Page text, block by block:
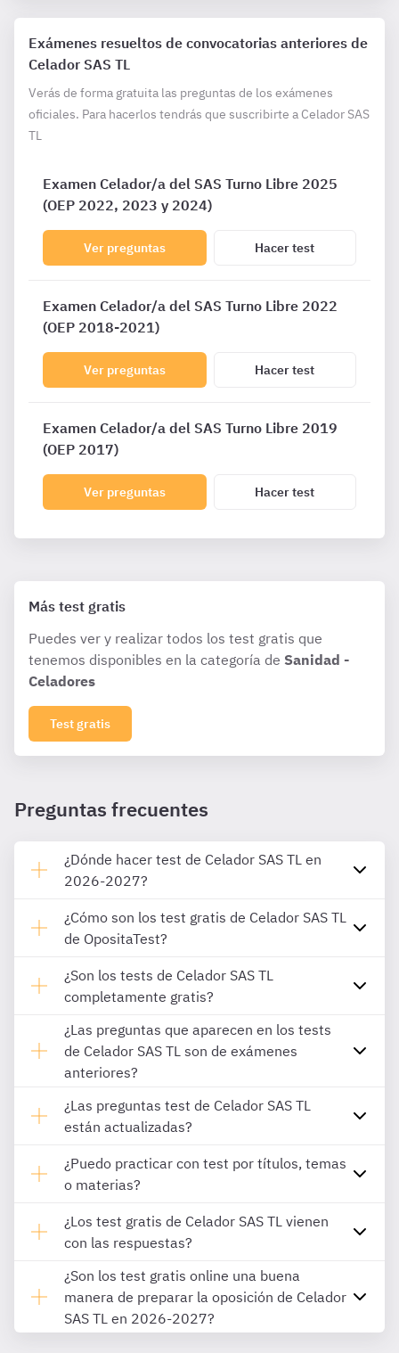
Exámenes resueltos de convocatorias anteriores de
Celador SAS TL
Verás de forma gratuita las preguntas de los exámenes
oficiales. Para hacerlos tendrás que suscribirte a Celador SAS
TL
Examen Celador/a del SAS Turno Libre 2025
(OEP 2022, 2023 y 2024)
Ver preguntas Hacer test
Examen Celador/a del SAS Turno Libre 2022
(OEP 2018-2021)
Ver preguntas Hacer test
Examen Celador/a del SAS Turno Libre 2019
(OEP 2017)
Ver preguntas Hacer test
Más test gratis
Puedes ver y realizar todos los test gratis que
tenemos disponibles en la categoría de Sanidad -
Celadores
Test gratis
Preguntas frecuentes
¿Dónde hacer test de Celador SAS TL en
2026-2027?
¿Cómo son los test gratis de Celador SAS TL
de OpositaTest?
¿Son los tests de Celador SAS TL
completamente gratis?
¿Las preguntas que aparecen en los tests
de Celador SAS TL son de exámenes
anteriores?
¿Las preguntas test de Celador SAS TL
están actualizadas?
¿Puedo practicar con test por títulos, temas
o materias?
¿Los test gratis de Celador SAS TL vienen
con las respuestas?
¿Son los test gratis online una buena
manera de preparar la oposición de Celador
SAS TL en 2026-2027?